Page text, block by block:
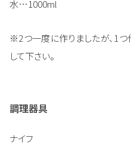
水…1000ml
※2つ一度に作りましたが、1
して下さい。
調理器具
ナイフ